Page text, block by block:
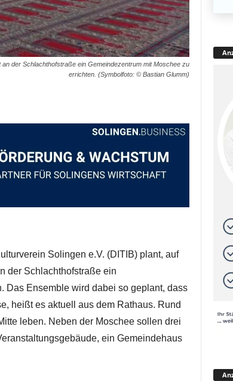
der Schlachthofstraße ein Gemeindezentrum mit Moschee zu
errichten. (Symbolfoto: © Bastian Glumm)
Solingen e.V. (DITIB) plant, auf
der Schlachthofstraße ein
Das Ensemble wird dabei so geplant, dass
heißt es aktuell aus dem Rathaus. Rund
leben. Neben der Moschee sollen drei
ein Gemeindehaus